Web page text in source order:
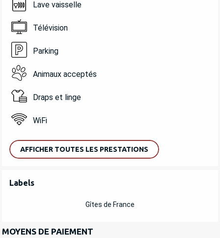
Lave vaisselle
Télévision
Parking
Animaux acceptés
Draps et linge
WiFi
AFFICHER TOUTES LES PRESTATIONS
OFFRES DE PRESTATIONS
Labels
Labels
Gîtes de France
MOYENS DE PAIEMENT